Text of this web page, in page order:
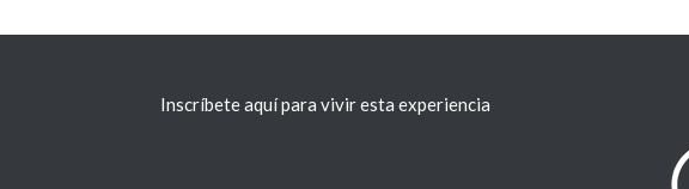
Inscríbete aquí para vivir esta experiencia